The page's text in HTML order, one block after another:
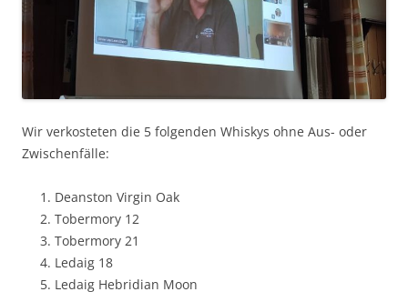
Wir verkosteten die 5 fol­gen­den Whiskys ohne Aus- oder
Zwischenfälle:
Deanston Vir­gin Oak
Tober­mory 12
Tober­mory 21
Ledaig 18
Ledaig Hebrid­i­an Moon